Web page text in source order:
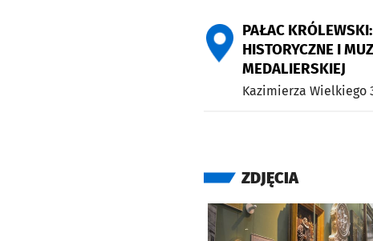
PAŁAC
HISTORYCZNE I
MEDALIERSKIEJ
Kazimierza Wielkiego
ZDJĘCIA
Kliknij, aby powiększyć